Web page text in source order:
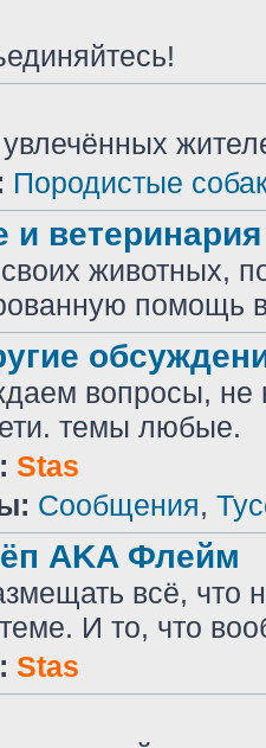
Породистые
ветеринария
животных,
помощь
вопросы,
темы любые.
Stas
Сообщения,
AKA Флейм
всё, что
И то, что
Stas